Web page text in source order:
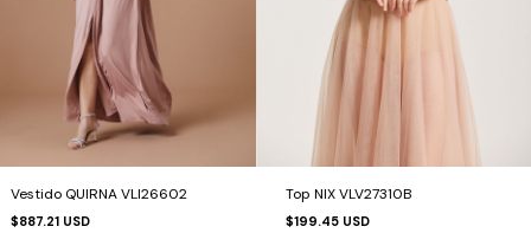
Vestido QUIRNA VLI26602
$887.21 USD
Top NIX VLV27310B
$199.45 USD